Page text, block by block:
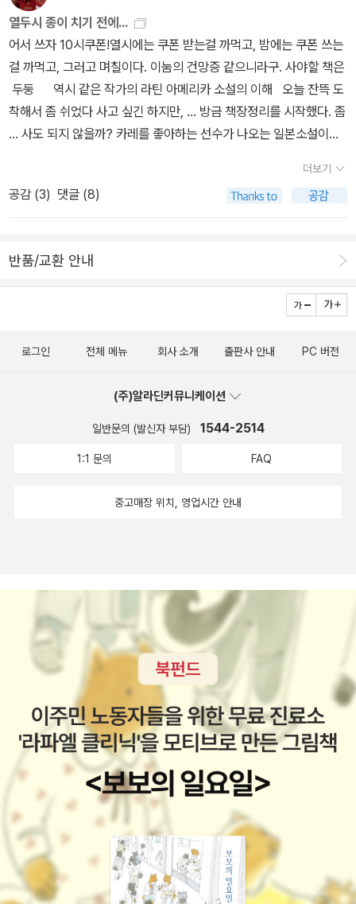
어이다).그리고 저자는 겉표지에 '마아크 스로닐'이라고 표기돼 있는
데, 아무런 소개가 덧붙어 있지 않지만 짐작엔 '마르크 슬로님(1894-
1976)'의 오기이며 아마도 일역본을 다시 옮기는 과정에서 착오가
빚어진 게 아닌가 싶다. 가령 영역본이라도 참조했다면 'Marc Sloni
m'을 '마아크 스로닐'이라고 옮기긴 어려웠을 터이다. 러시아문학자
인 슬로님의 책은 20세기 러시아 문학사인 <소련의 작가와 사회, 19
17-1977>(열린책들, 1986)이 번역/소개된 바 있다.그가 러시아어
로 쓴 책 중의 하나가<도스토예프스키의 세여인>(1953)이며,그 영
역본이 'Three Loves of Dostoevsky'(1955)이다(나는 3년전
있는데, 첫번째 아내였던 마리야 이사예바, 잠시 염문을 뿌렸던 여대
리예브나가 그들이다. 슬로님의 책은 주로 이 세 여인과의 관계를 통
해서 작가 도스토예프스키의 생애를 살핀다. 아래는 그 중에서 내가
옮겨적었던 대목들인데, 다시대조해보지 않은 탓에 표기나 인용쪽수
인 곤궁과 걱정으로 눈코 뜰 새 없었을 소설가가 다시 베르그노프(*
일이다. 청년 교사에 대하여 소설가는 호기심과 호의가 섞인 기묘하
고 무언가 육체적인 감정을 품고 있었다. 여자든 남자든 자기의 배우
감정은 질투심과는 상반되어 어떤 때는 질투심과 함께 실지로 존재하
성적 육체적인 공유의 감각으로 설명하고 한량없는 성감정을 가지는
사람들에 특유한 생각이라고 말할 것이다. 도스토예프스키는 참말로
이러한 종류의 인간에 속하였다.'(71)도스토예프스키는 첫번째 아내
가 되는 이사예바와는 시베리아의 유형지에서 만나게 되며 간곡한 구
애 끝에 1857년에 결혼하게 된다(사진은 1850년대말에 찍은 것으
로 돼 있다). 첫 남편을잃고 미망인이 된 이사예바에게 베르구노프란
청년 교사가 새로운 등장함으로써 한동안 도스토예프스키의 애를 태
우게 되는데, 그와 이 연적과의 '기묘한' 관계에 대해선 모출스키의 평
전에서도 자세히 기술되고 있다. 자연스런 일이지만 작가의 경험은
창작에도 흔적을 남기게되는데, 모출스키는 <영원한 남편>과 <네토
츠카 네즈바노바>같은 작품을 거명한다. 거기에 덧붙여 <죄와 벌>에
서 마르멜라도프의 아내 카테리나 이바노브나가 이사예바를 모델로
했다는 것은 잘 알려진 일이다. 카테리나와 마찬가지로 이사예바 또
한 폐병을 앓았으며 그 때문에 1864년 세상을 떠난다. 참고로, <영
원한 남편>에 대한 가장 뛰어난 분석은 르네 지라르의 <낭만적 거짓
열두시 종이 치기 전에...
어서 쓰자 10시쿠폰!열시에는 쿠폰 받는걸 까먹고, 밤에는 쿠폰 쓰는
걸 까먹고, 그러고 며칠이다. 이눔의 건망증 같으니라구. 사야할 책은
두둥 역시 같은 작가의 라틴 아메리카 소설의 이해 오늘 잔뜩 도
착해서 좀 쉬었다 사고 싶긴 하지만, ... 방금 책장정리를 시작했다. 좀
... 사도 되지 않을까? 카레를 좋아하는 선수가 나오는 일본소설이라.
에 무엇보다도 이 책이 너무 사고 싶다. 그렇게 재미있다고들 하
시니. 영혼의 마법사는 무슨 내용일지 짐작도 안감. 살까말까
고민인데, 가뜩이나 머리나쁘고 아는거 없는데, 번역의 문맥마저 안
한 개만. 아마도 계속 미루어오던 '일상예찬'보다는 비교적 최근에 눈
에 들어 온 '라파엘전파'를 사지 싶다. 헥헥 오늘은 여기까지. -0
- 알라딘상품권리뉴얼 이벤트에 당첨되어 받은 상품권이 50,000원
당첨되었다고 기뻐할 수 만은 없는 것이,
더보기
공감 (3) 댓글 (8)
반품/교환 안내
로그인 전체 메뉴 회사 소개 출판사 안내 PC 버전
(주)알라딘커뮤니케이션
일반문의 (발신자 부담) 1544-2514
1:1 문의 FAQ
중고매장 위치, 영업시간 안내